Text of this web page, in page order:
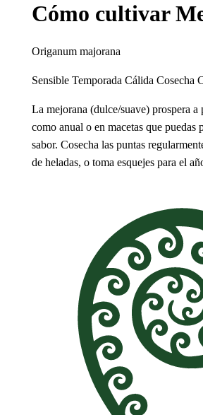
Cómo cultivar
Origanum majorana
Sensible Temporada Cálida Cosecha
La mejorana (dulce/suave) prospera
como anual o en macetas que
sabor. Cosecha las puntas
de heladas, o toma esquejes para el